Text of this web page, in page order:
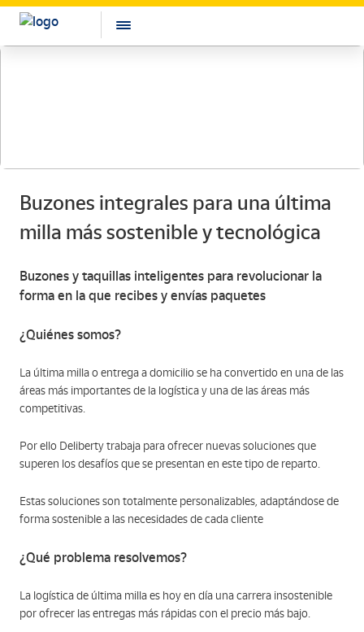
Buzones integrales para una última
milla más sostenible y tecnológica
Buzones y taquillas inteligentes para revolucionar la
forma en la que recibes y envías paquetes
¿Quiénes somos?
La última milla o entrega a domicilio se ha convertido en una de las
áreas más importantes de la logística y una de las áreas más
competitivas.
Por ello Deliberty trabaja para ofrecer nuevas soluciones que
superen los desafíos que se presentan en este tipo de reparto.
Estas soluciones son totalmente personalizables, adaptándose de
forma sostenible a las necesidades de cada cliente
¿Qué problema resolvemos?
La logística de última milla es hoy en día una carrera insostenible
por ofrecer las entregas más rápidascon el precio más bajo.